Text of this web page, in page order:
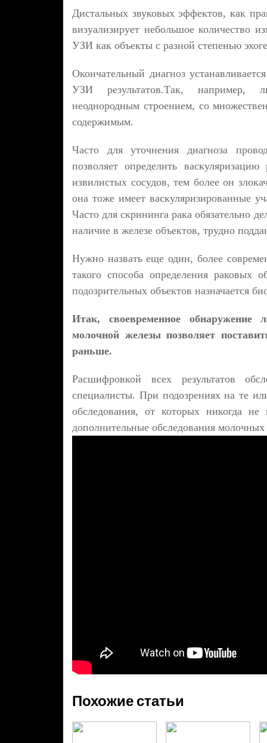
Дистальных звуковых эффектов, как
визуализирует небольшое количество
УЗИ как объекты с разной степенью
Окончательный диагноз
УЗИ результатов.Так, например,
неоднородным строением, со
содержимым.
Часто для уточнения диагноза
позволяет определить
извилистых сосудов, тем более он
она тоже имеет васкуляризированные
Часто для скрининга рака обязательно
наличие в железе объектов, трудно
Нужно назвать еще один, более
такого способа определения раковых
подозрительных объектов назначается
Итак, своевременное
молочной железы позволяет
раньше.
Расшифровкой всех результатов
специалисты. При подозрениях на те
обследования, от которых никогда не
дополнительные обследования
Похожие статьи